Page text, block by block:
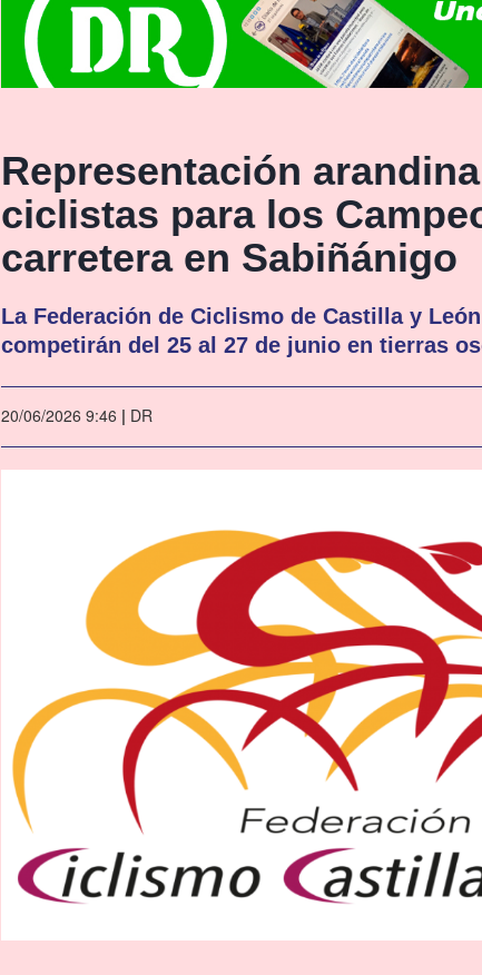
Representación
ciclistas para los
carretera en Sabiñánigo
La Federación de Ciclismo de Castilla y
competirán del 25 al 27 de junio en tierras
20/06/2026 9:46 | DR